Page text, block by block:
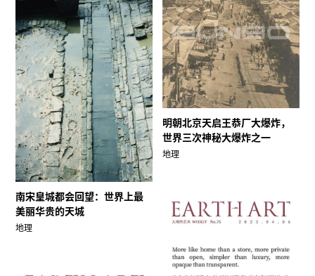
明朝北京天启王恭厂大爆炸，
世界三次神秘大爆炸之一
地理
南宋皇城都会回望：世界上最
美丽华贵的天城
地理